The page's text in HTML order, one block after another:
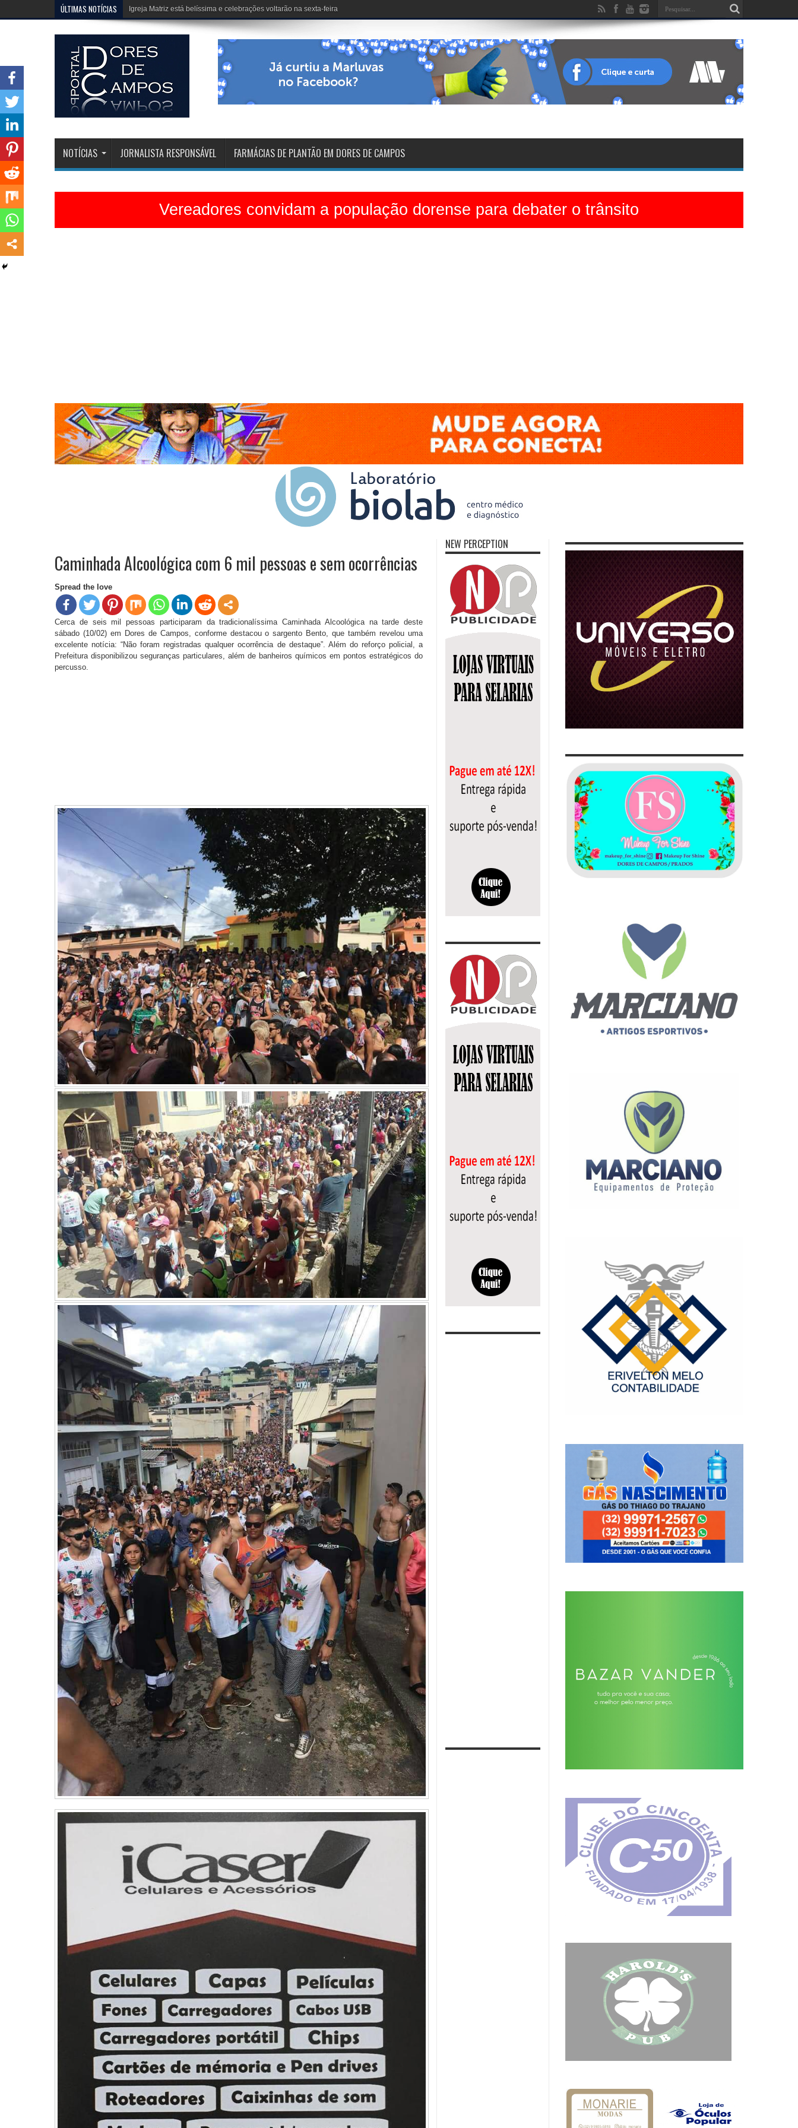
ÚLTIMAS NOTÍCIAS Erivélton e HJ, fazem um trabalho extraordinário no Clube dos 50
NOTÍCIAS JORNALISTA RESPONSÁVEL FARMÁCIAS DE PLANTÃO EM DORES DE CAMPOS
Vereadores convidam a população dorense para debater o trânsito
Caminhada Alcoológica com 6 mil pessoas e sem ocorrências
Spread the love
Cerca de seis mil pessoas participaram da tradicionalíssima Caminhada Alcoológica na tarde deste
sábado (10/02) em Dores de Campos, conforme destacou o sargento Bento, que também revelou uma
excelente notícia: “Não foram registradas qualquer ocorrência de destaque”. Além do reforço policial, a
Prefeitura disponibilizou seguranças particulares, além de banheiros químicos em pontos estratégicos do
percusso.
NEW PERCEPTION